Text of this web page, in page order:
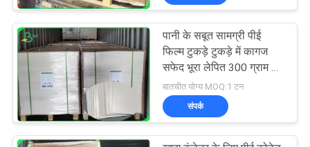
पानी के सबूत सामग्री पीई
फिल्म टुकड़े टुकड़े में कागज
सफेद भूरा लेपित 300 ग्राम +
15 ग्राम
बातचीत योग्य MOQ:1 टन
संपर्क